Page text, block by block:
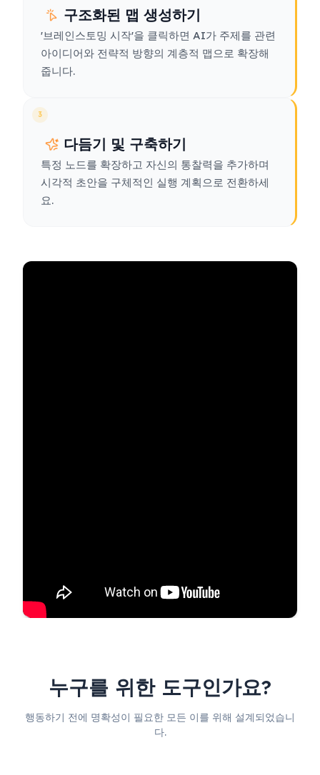
구조화된 맵 생성하기
'브레인스토밍 시작'을 클릭하면 AI가 주제를 관련
아이디어와 전략적 방향의 계층적 맵으로 확장해
줍니다.
3
다듬기 및 구축하기
특정 노드를 확장하고 자신의 통찰력을 추가하며
시각적 초안을 구체적인 실행 계획으로 전환하세
요.
누구를 위한 도구인가요?
행동하기 전에 명확성이 필요한 모든 이를 위해 설계되었습니
다.